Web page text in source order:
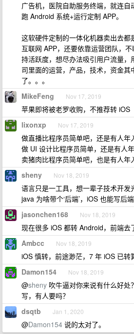
广告机，医院自助服务终端，就连
跑 Android 系统+运行定制 APP。
这软硬件定制的一体化机器卖出去
互联网 APP，还要依靠运营团队，
持活跃度，想尽办法吸引用户流量，
司里面的运营，产品，技术，资金其
了。。。
MikeFeng Nov 17, 2019
苹果即将被老罗收购，不推荐转 iOS
lixonxp Nov 17, 2019
做直播比程序员简单吧，还是有人年
做 UI 设计比程序员简单，还是有人
卖猪肉比程序员简单吧，也是有人年
sheny Nov 18, 2019
语言只是一工具，想一辈子技术开发
java 为啥带个‘后端’，iOS 也能写后
jasonchen168 Nov 18, 2019
现在很多 iOS 都转 Android，前端去
Ambcc Nov 18, 2019
iOS 慎转，前途渺茫，7 年 iOS 已转
Damon154 Nov 18, 2019
@sheny 吹牛逼对你来说有什么好
写，有人要吗？
dsqtb Jan 1, 2020
@Damon154 说的太对了。